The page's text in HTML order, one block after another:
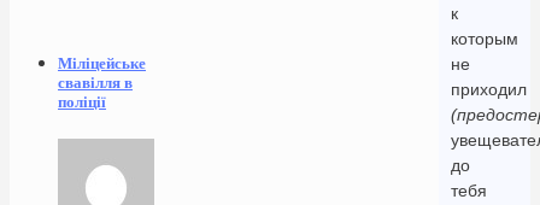
к
которым
не
приходил
до
тебя
Міліцейське
свавілля в
поліції